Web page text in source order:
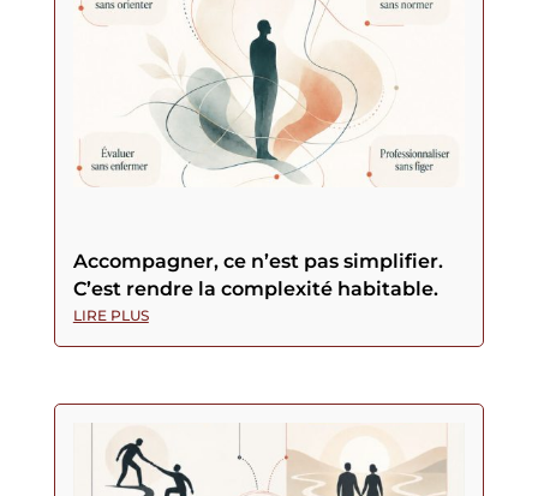
Accompagner, ce n’est pas simplifier.
C’est rendre la complexité habitable.
LIRE PLUS